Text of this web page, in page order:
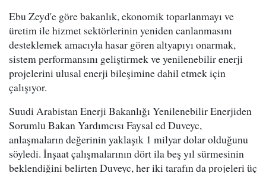
Ebu Zeyd'e göre bakanlık, ekonomik toparlanmayı ve
üretim ile hizmet sektörlerinin yeniden canlanmasını
desteklemek amacıyla hasar gören altyapıyı onarmak,
sistem performansını geliştirmek ve yenilenebilir enerji
projelerini ulusal enerji bileşimine dahil etmek için
çalışıyor.
Suudi Arabistan Enerji Bakanlığı Yenilenebilir Enerjiden
Sorumlu Bakan Yardımcısı Faysal ed Duveyc,
anlaşmaların değerinin yaklaşık 1 milyar dolar olduğunu
söyledi. İnşaat çalışmalarının dört ila beş yıl sürmesinin
beklendiğini belirten Duveyc, her iki tarafın da projeleri üç